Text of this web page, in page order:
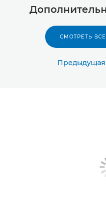
СМОТРЕТЬ
Предыдущая